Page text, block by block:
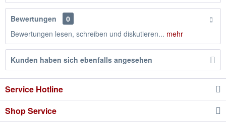
Bewertungen
0
Bewertungen lesen, schreiben und diskutieren... mehr
Kunden haben sich ebenfalls angesehen
Service Hotline
Shop Service